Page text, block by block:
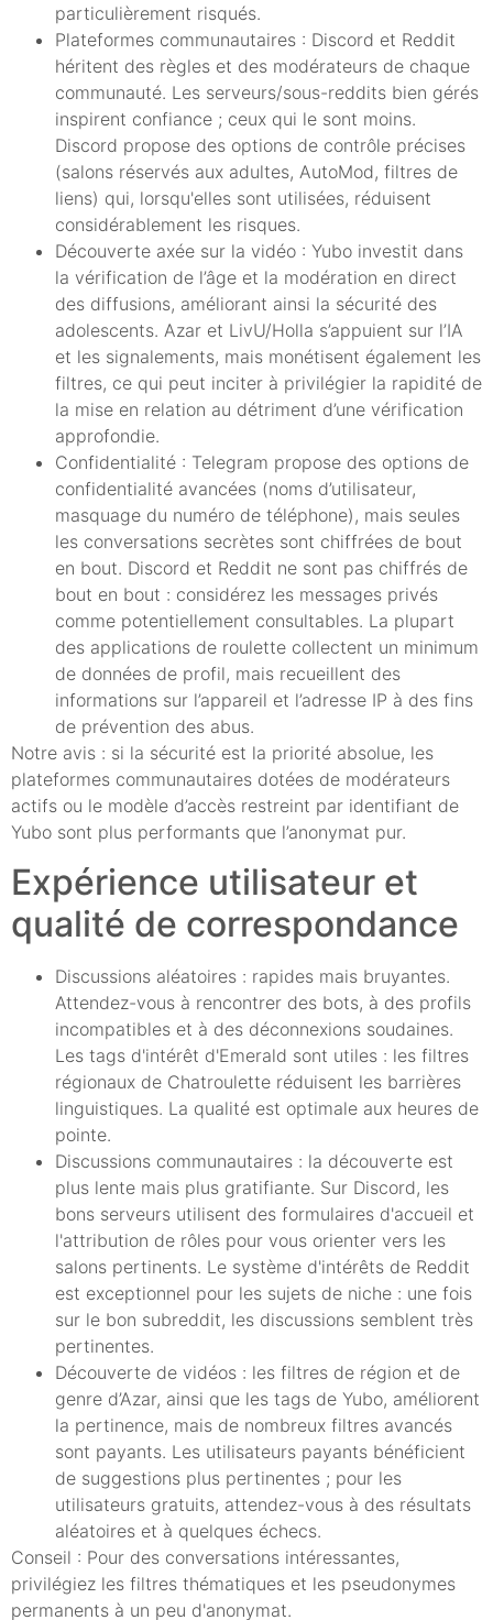
particulièrement risqués.
Plateformes communautaires : Discord et Reddit
héritent des règles et des modérateurs de chaque
communauté. Les serveurs/sous-reddits bien gérés
inspirent confiance ; ceux qui le sont moins.
Discord propose des options de contrôle précises
(salons réservés aux adultes, AutoMod, filtres de
liens) qui, lorsqu'elles sont utilisées, réduisent
considérablement les risques.
Découverte axée sur la vidéo : Yubo investit dans
la vérification de l’âge et la modération en direct
des diffusions, améliorant ainsi la sécurité des
adolescents. Azar et LivU/Holla s’appuient sur l’IA
et les signalements, mais monétisent également les
filtres, ce qui peut inciter à privilégier la rapidité de
la mise en relation au détriment d’une vérification
approfondie.
Confidentialité : Telegram propose des options de
confidentialité avancées (noms d’utilisateur,
masquage du numéro de téléphone), mais seules
les conversations secrètes sont chiffrées de bout
en bout. Discord et Reddit ne sont pas chiffrés de
bout en bout : considérez les messages privés
comme potentiellement consultables. La plupart
des applications de roulette collectent un minimum
de données de profil, mais recueillent des
informations sur l’appareil et l’adresse IP à des fins
de prévention des abus.
Notre avis : si la sécurité est la priorité absolue, les
plateformes communautaires dotées de modérateurs
actifs ou le modèle d’accès restreint par identifiant de
Yubo sont plus performants que l’anonymat pur.
Expérience utilisateur et
qualité de correspondance
Discussions aléatoires : rapides mais bruyantes.
Attendez-vous à rencontrer des bots, à des profils
incompatibles et à des déconnexions soudaines.
Les tags d'intérêt d'Emerald sont utiles : les filtres
régionaux de Chatroulette réduisent les barrières
linguistiques. La qualité est optimale aux heures de
pointe.
Discussions communautaires : la découverte est
plus lente mais plus gratifiante. Sur Discord, les
bons serveurs utilisent des formulaires d'accueil et
l'attribution de rôles pour vous orienter vers les
salons pertinents. Le système d'intérêts de Reddit
est exceptionnel pour les sujets de niche : une fois
sur le bon subreddit, les discussions semblent très
pertinentes.
Découverte de vidéos : les filtres de région et de
genre d’Azar, ainsi que les tags de Yubo, améliorent
la pertinence, mais de nombreux filtres avancés
sont payants. Les utilisateurs payants bénéficient
de suggestions plus pertinentes ; pour les
utilisateurs gratuits, attendez-vous à des résultats
aléatoires et à quelques échecs.
Conseil : Pour des conversations intéressantes,
privilégiez les filtres thématiques et les pseudonymes
permanents à un peu d'anonymat.